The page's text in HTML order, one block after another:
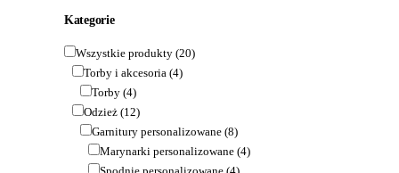
Kategorie
Wszystkie produkty (20)
Torby i akcesoria (4)
Torby (4)
Odzież (12)
Garnitury personalizowane (8)
Marynarki personalizowane (4)